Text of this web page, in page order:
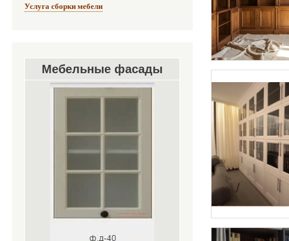
Услуга сборки мебели
Мебельные фасады